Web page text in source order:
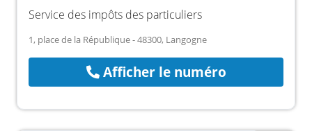
Service des impôts des particuliers
1, place de la République - 48300, Langogne
Afficher le numéro